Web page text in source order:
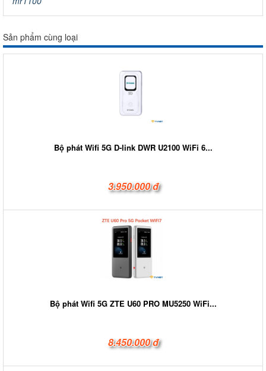
Sản phẩm cùng loại
Bộ phát Wifi 5G D-link DWR U2100 WiFi 6...
3.950.000 đ
Bộ phát Wifi 5G ZTE U60 PRO MU5250 WiFi...
8.450.000 đ